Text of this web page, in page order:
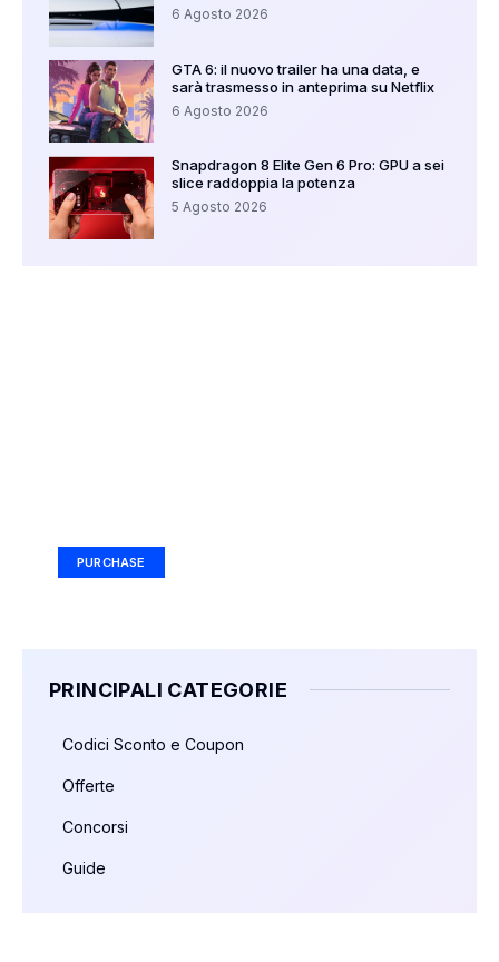
6 Agosto 2026
GTA 6: il nuovo trailer ha una data, e
sarà trasmesso in anteprima su Netflix
6 Agosto 2026
Snapdragon 8 Elite Gen 6 Pro: GPU a sei
slice raddoppia la potenza
5 Agosto 2026
PURCHASE
PRINCIPALI CATEGORIE
Codici Sconto e Coupon
Offerte
Concorsi
Guide